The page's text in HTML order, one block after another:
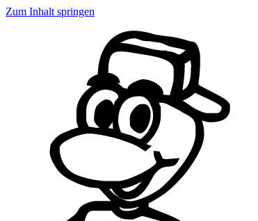
Zum Inhalt springen